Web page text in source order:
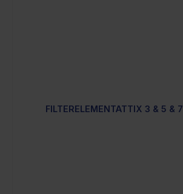
FILTERELEMENTATTIX 3 & 5 & 7